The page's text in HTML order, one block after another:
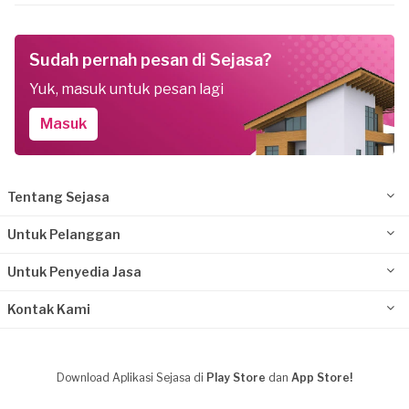
Sudah pernah pesan di Sejasa?
Yuk, masuk untuk pesan lagi
Masuk
Tentang Sejasa
Untuk Pelanggan
Untuk Penyedia Jasa
Kontak Kami
Download Aplikasi Sejasa di Play Store dan App Store!